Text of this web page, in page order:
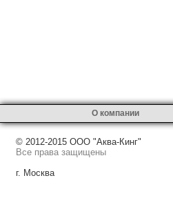
О компании
© 2012-2015 ООО "Аква-Кинг"
Все права защищены
г. Москва